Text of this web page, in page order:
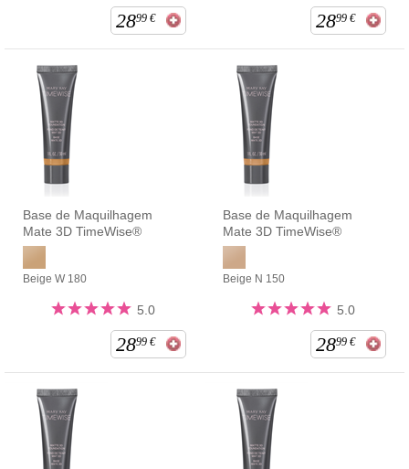
2899 € 2899 €
Base de Maquilhagem
Mate 3D TimeWise®
Beige W 180
5.0
2899 €
Base de Maquilhagem
Mate 3D TimeWise®
Beige N 150
5.0
2899 €